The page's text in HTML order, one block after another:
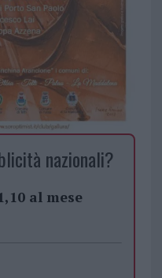
nazionali?
al mese